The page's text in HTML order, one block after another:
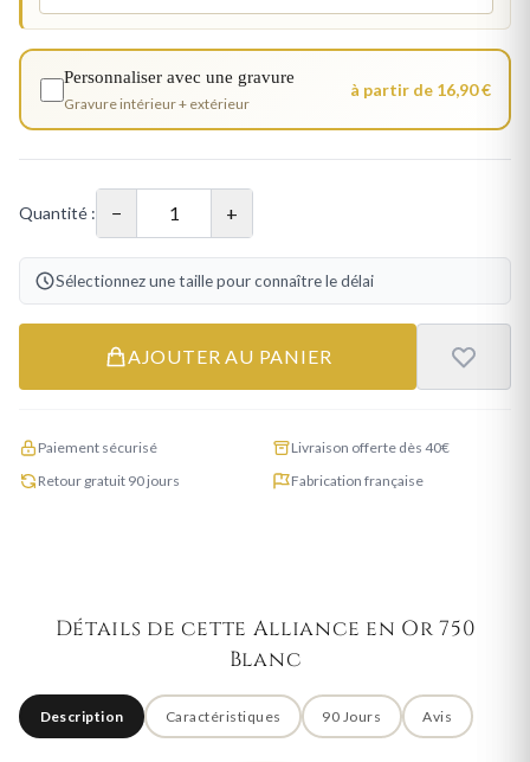
Personnaliser avec une gravure
Gravure intérieur + extérieur
à partir de 16,90 €
Quantité : − +
Sélectionnez une taille pour connaître le délai
AJOUTER AU PANIER
Paiement sécurisé
Livraison offerte dès 40€
Retour gratuit 90 jours
Fabrication française
Détails de cette Alliance en Or 750
Blanc
Description Caractéristiques 90 Jours Avis